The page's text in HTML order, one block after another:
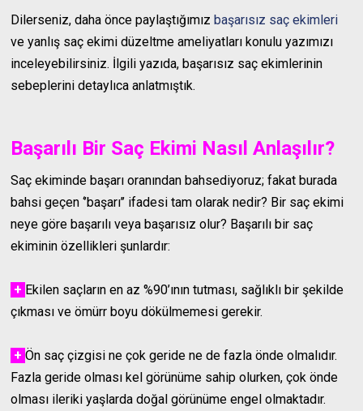
Dilerseniz, daha önce paylaştığımız başarısız saç ekimleri
ve yanlış saç ekimi düzeltme ameliyatları konulu yazımızı
inceleyebilirsiniz. İlgili yazıda, başarısız saç ekimlerinin
sebeplerini detaylıca anlatmıştık.
Başarılı Bir Saç Ekimi Nasıl Anlaşılır?
Saç ekiminde başarı oranından bahsediyoruz; fakat burada
bahsi geçen ‘’başarı’’ ifadesi tam olarak nedir? Bir saç ekimi
neye göre başarılı veya başarısız olur? Başarılı bir saç
ekiminin özellikleri şunlardır:
+ Ekilen saçların en az %90’ının tutması, sağlıklı bir şekilde
çıkması ve ömürr boyu dökülmemesi gerekir.
+Ön saç çizgisi ne çok geride ne de fazla önde olmalıdır.
Fazla geride olması kel görünüme sahip olurken, çok önde
olması ileriki yaşlarda doğal görünüme engel olmaktadır.